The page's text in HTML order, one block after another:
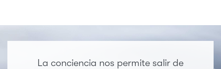
La conciencia nos permite salir de